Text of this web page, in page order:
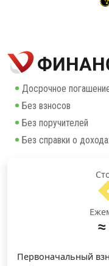
Досрочное
Без взносов
Без поручителей
Без справки о
≈
Первоначальный